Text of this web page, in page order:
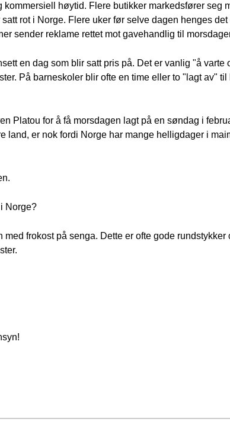
høytid. Flere butikker markedsfører seg
rot i Norge. Flere uker før selve dagen henges det
sender reklame rettet mot gavehandlig til
en dag som blir satt pris på. Det er vanlig "å varte
På barneskoler blir ofte en time eller to "lagt av"
Platou for å få morsdagen lagt på en søndag i
land, er nok fordi Norge har mange helligdager i
Norge?
frokost på senga. Dette er ofte gode rundstykker